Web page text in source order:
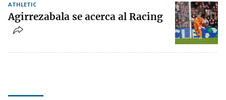
ATHLETIC
Agirrezabala se acerca al Racing